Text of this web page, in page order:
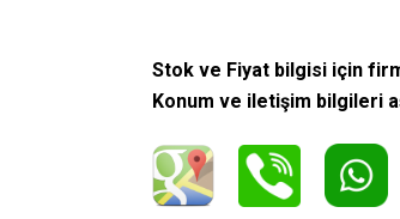
Stok ve Fiyat bilgisi için
Konum ve iletişim bilgileri